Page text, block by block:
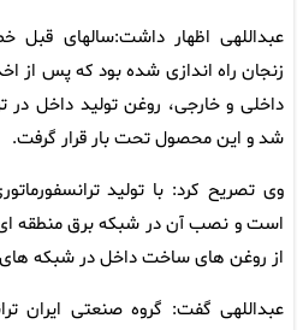
عبداللهی اظهار داشت:سالهای قبل
زنجان راه اندازی شده بود که پس از
داخلی و خارجی، روغن تولید داخل در
شد و این محصول تحت بار قرار گرفت.
وی تصریح کرد: با تولید
است و نصب آن در شبکه برق منطقه ای
از روغن های ساخت داخل در شبکه های
عبداللهی گفت: گروه صنعتی ایران